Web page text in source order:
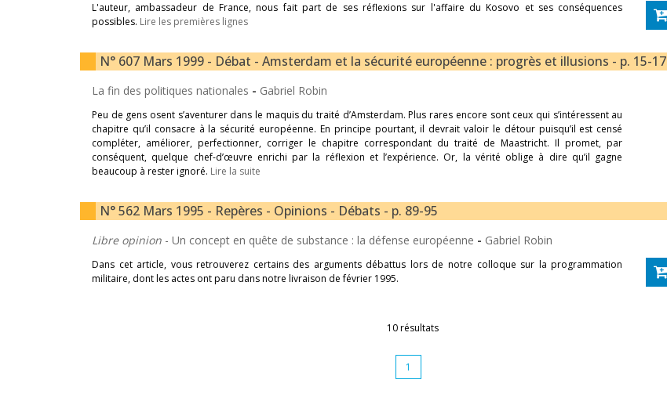
L'auteur, ambassadeur de France, nous fait part de ses réflexions sur l'affaire du Kosovo et ses conséquences
possibles. Lire les premières lignes
N° 607 Mars 1999 - Débat - Amsterdam et la sécurité européenne : progrès et illusions - p. 15-17
La fin des politiques nationales - Gabriel Robin
Peu de gens osent s’aventurer dans le maquis du traité d’Amsterdam. Plus rares encore sont ceux qui s’intéressent au
chapitre qu’il consacre à la sécurité européenne. En principe pourtant, il devrait valoir le détour puisqu’il est censé
compléter, améliorer, perfectionner, corriger le chapitre correspondant du traité de Maastricht. Il promet, par
conséquent, quelque chef-d’œuvre enrichi par la réflexion et l’expérience. Or, la vérité oblige à dire qu’il gagne
beaucoup à rester ignoré. Lire la suite
N° 562 Mars 1995 - Repères - Opinions - Débats - p. 89-95
Libre opinion - Un concept en quête de substance : la défense européenne - Gabriel Robin
Dans cet article, vous retrouverez certains des arguments débattus lors de notre colloque sur la programmation
militaire, dont les actes ont paru dans notre livraison de février 1995.
10 résultats
1